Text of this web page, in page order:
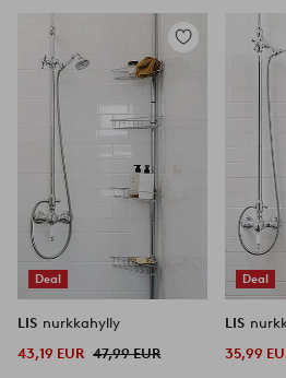
Deal
Lisää
LIS nurkkahylly
43,19 EUR 47,99 EUR
Deal
LIS
35,99